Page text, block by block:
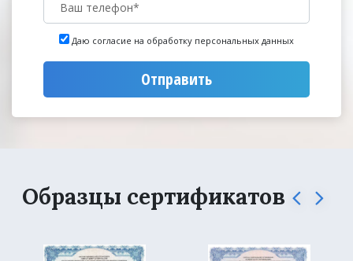
Даю согласие на обработку персональных данных
Отправить
Образцы сертификатов